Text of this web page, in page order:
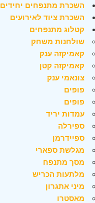
השכרת מתנפחים יחידים
השכרת ציוד לאירועים
קטלוג מתנפחים
שולחנות משחק
קאמיקזה ענק
קאמיקזה קטן
צונאמי ענק
פופים
פופים
עמדות יריד
ספירלה
ספיידרמן
מגלשת ספארי
מסך מתנפח
מלתעות הכריש
מיני אתגרון
מאסטרו